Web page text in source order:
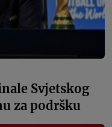
Svjetskog
za podršku